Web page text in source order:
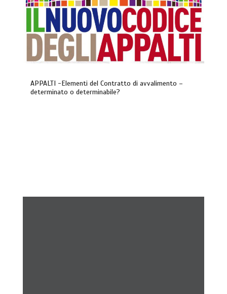
APPALTI -Elementi del Contratto di avvalimento –
determinato o determinabile?